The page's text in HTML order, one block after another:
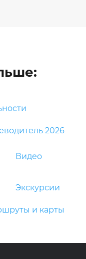
2026
Видео
Экскурсии
и карты